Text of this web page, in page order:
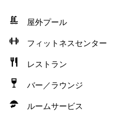
屋外プール
フィットネスセンター
レストラン
バー／ラウンジ
ルームサービス